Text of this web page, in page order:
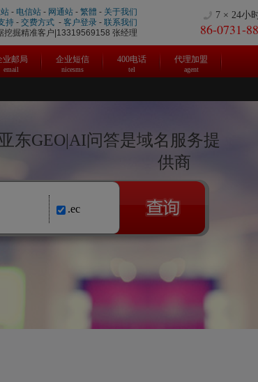
- 电信站 - 网通站 - 繁體 - 关于我们
持 - 交费方式 - 客户登录 - 联系我们
挖掘精准客户|13319569158 张经理
7 × 24小
86-0731-
业邮局
email
企业短信
nicesms
400电话
tel
代理加盟
agent
东GEO|AI问答是域名服务提
供商
.ec